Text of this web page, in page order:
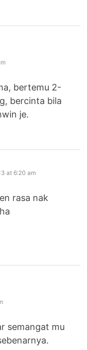
bertemu 2-
bercinta bila
je.
at 6:20 am
rasa nak
semangat mu